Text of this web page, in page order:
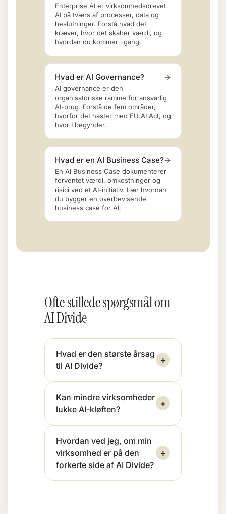
Enterprise AI er virksomhedsdrevet
AI på tværs af processer, data og
beslutninger. Forstå hvad det
kræver, hvor det skaber værdi, og
hvordan du kommer i gang.
Hvad er AI Governance? →
AI governance er den
organisatoriske ramme for ansvarlig
AI-brug. Forstå de fem områder,
hvorfor det haster med EU AI Act, og
hvor I begynder.
Hvad er en AI Business Case?→
En AI Business Case dokumenterer
forventet værdi, omkostninger og
risici ved et AI-initiativ. Lær hvordan
du bygger en overbevisende
business case for AI.
Ofte stillede spørgsmål om
AI Divide
Hvad er den største årsag
til AI Divide?
+
Kan mindre virksomheder
lukke AI-kløften?
+
Hvordan ved jeg, om min
virksomhed er på den
forkerte side af AI Divide?
+